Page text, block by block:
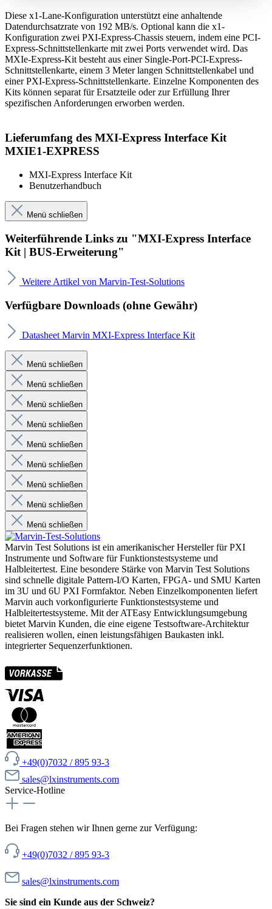
Diese x1-Lane-Konfiguration unterstützt eine anhaltende
Datendurchsatzrate von 192 MB/s. Optional kann die x1-
Konfiguration zwei PXI-Express-Chassis steuern, indem eine PCI-
Express-Schnittstellenkarte mit zwei Ports verwendet wird. Das
MXIe-Express-Kit besteht aus einer Single-Port-PCI-Express-
Schnittstellenkarte, einem 3 Meter langen Schnittstellenkabel und
einer PXI-Express-Schnittstellenkarte. Einzelne Komponenten des
Kits können separat für Ersatzteile oder zur Erfüllung Ihrer
spezifischen Anforderungen erworben werden.
Lieferumfang des MXI-Express Interface Kit
MXIE1-EXPRESS
MXI-Express Interface Kit
Benutzerhandbuch
Menü schließen
Weiterführende Links zu "MXI-Express Interface
Kit | BUS-Erweiterung"
Weitere Artikel von Marvin-Test-Solutions
Verfügbare Downloads (ohne Gewähr)
Datasheet Marvin MXI-Express Interface Kit
Menü schließen
Menü schließen
Menü schließen
Menü schließen
Menü schließen
Menü schließen
Menü schließen
Menü schließen
Menü schließen
Marvin Test Solutions ist ein amerikanischer Hersteller für PXI
Instrumente und Software für Funktionstestsysteme und
Halbleitertest. Eine besondere Stärke von Marvin Test Solutions
sind schnelle digitale Pattern-I/O Karten, FPGA- und SMU Karten
im 3U und 6U PXI Formfaktor. Neben Einzelkomponenten liefert
Marvin auch vorkonfigurierte Funktionstestsysteme und
Halbleitertestsysteme. Mit der ATEasy Entwicklungsumgebung
bietet Marvin Kunden, die eine eigene Testsoftware-Architektur
realisieren wollen, einen leistungsfähigen Baukasten inkl.
integrierter Sequenzerfunktionen.
+49(0)7032 / 895 93-3
sales@lxinstruments.com
Service-Hotline
Bei Fragen stehen wir Ihnen gerne zur Verfügung:
+49(0)7032 / 895 93-3
sales@lxinstruments.com
Sie sind ein Kunde aus der Schweiz?